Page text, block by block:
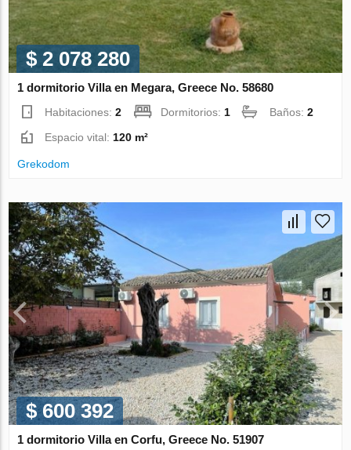
$ 2 078 280
1 dormitorio Villa en Megara, Greece No. 58680
Habitaciones:2 Dormitorios: 1 Baños:2
Espacio vital: 120 m²
Grekodom
$ 600 392
1 dormitorio Villa en Corfu, Greece No. 51907